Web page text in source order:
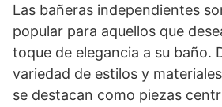
Las bañeras independientes
popular para aquellos que
toque de elegancia a su baño.
variedad de estilos y
se destacan como piezas